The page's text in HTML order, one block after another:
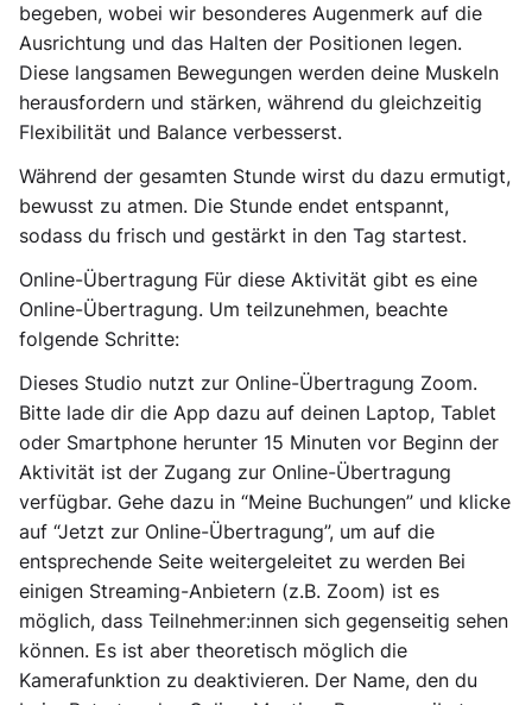
begeben, wobei wir besonderes Augenmerk auf die
Ausrichtung und das Halten der Positionen legen.
Diese langsamen Bewegungen werden deine Muskeln
herausfordern und stärken, während du gleichzeitig
Flexibilität und Balance verbesserst.
Während der gesamten Stunde wirst du dazu ermutigt,
bewusst zu atmen. Die Stunde endet entspannt,
sodass du frisch und gestärkt in den Tag startest.
Online-Übertragung Für diese Aktivität gibt es eine
Online-Übertragung. Um teilzunehmen, beachte
folgende Schritte:
Dieses Studio nutzt zur Online-Übertragung Zoom.
Bitte lade dir die App dazu auf deinen Laptop, Tablet
oder Smartphone herunter 15 Minuten vor Beginn der
Aktivität ist der Zugang zur Online-Übertragung
verfügbar. Gehe dazu in “Meine Buchungen” und klicke
auf “Jetzt zur Online-Übertragung”, um auf die
entsprechende Seite weitergeleitet zu werden Bei
einigen Streaming-Anbietern (z.B. Zoom) ist es
möglich, dass Teilnehmer:innen sich gegenseitig sehen
können. Es ist aber theoretisch möglich die
Kamerafunktion zu deaktivieren. Der Name, den du